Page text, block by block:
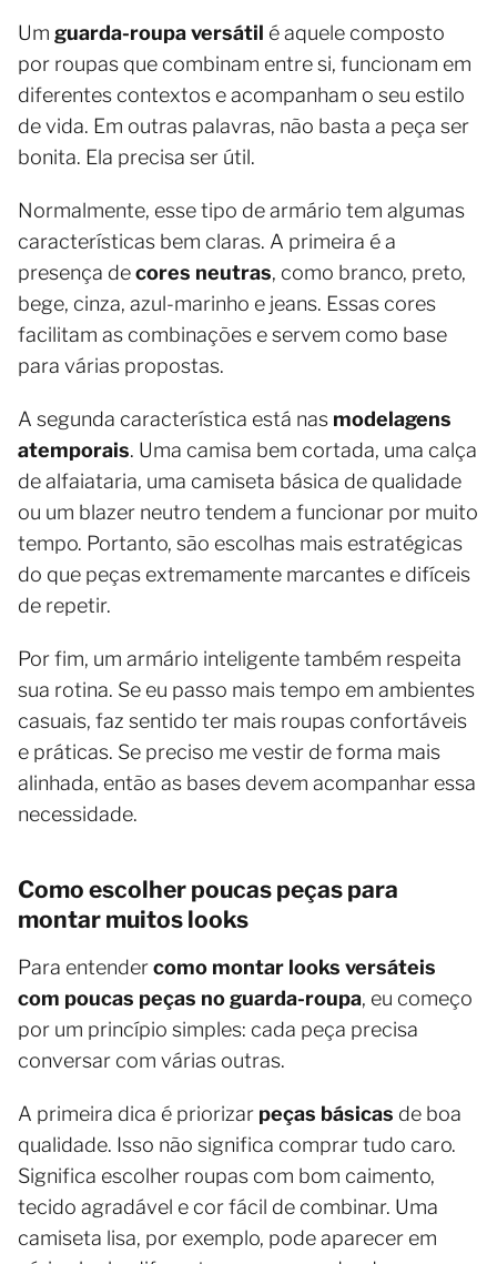
Um guarda-roupa versátil é aquele composto
por roupas que combinam entre si, funcionam em
diferentes contextos e acompanham o seu estilo
de vida. Em outras palavras, não basta a peça ser
bonita. Ela precisa ser útil.
Normalmente, esse tipo de armário tem algumas
características bem claras. A primeira é a
presença decores neutras, como branco, preto,
bege, cinza, azul-marinho e jeans. Essas cores
facilitam as combinações e servem como base
para várias propostas.
A segunda característica está nas modelagens
atemporais. Uma camisa bem cortada, uma calça
de alfaiataria, uma camiseta básica de qualidade
ou um blazer neutro tendem a funcionar por muito
tempo. Portanto, são escolhas mais estratégicas
do que peças extremamente marcantes e difíceis
de repetir.
Por fim, um armário inteligente também respeita
sua rotina. Se eu passo mais tempo em ambientes
casuais, faz sentido ter mais roupas confortáveis
e práticas. Se preciso me vestir de forma mais
alinhada, então as bases devem acompanhar essa
necessidade.
Como escolher poucas peças para
montar muitos looks
Para entendercomo montar looks versáteis
com poucas peças no guarda-roupa, eu começo
por um princípio simples: cada peça precisa
conversar com várias outras.
A primeira dica é priorizar peças básicas de boa
qualidade. Isso não significa comprar tudo caro.
Significa escolher roupas com bom caimento,
tecido agradável e cor fácil de combinar. Uma
camiseta lisa, por exemplo, pode aparecer em